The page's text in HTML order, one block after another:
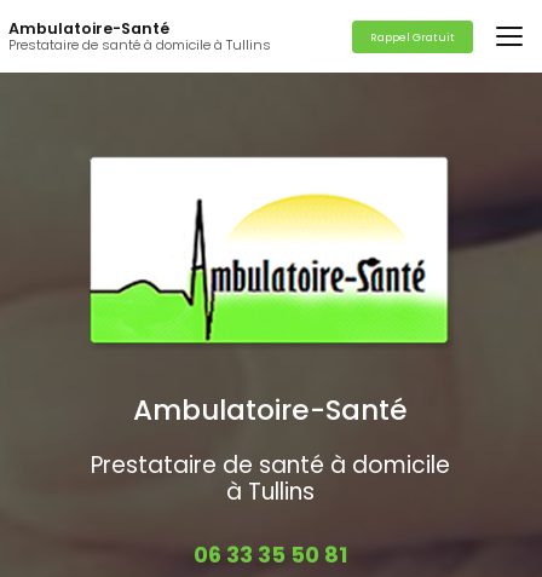
au
contenu
principal
Ambulatoire-Santé
Prestataire de santé à domicile à Tullins Rappel Gratuit
Ambulatoire-Santé
Prestataire de santé à domicile
à Tullins
06 33 35 50 81